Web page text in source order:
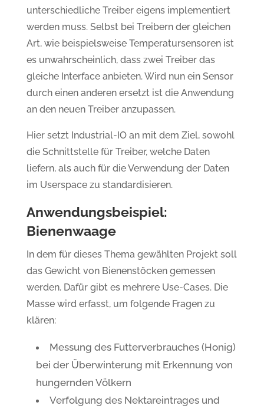
unterschiedliche Treiber eigens implementiert
werden muss. Selbst bei Treibern der gleichen
Art, wie beispielsweise Temperatursensoren ist
es unwahrscheinlich, dass zwei Treiber das
gleiche Interface anbieten. Wird nun ein Sensor
durch einen anderen ersetzt ist die Anwendung
an den neuen Treiber anzupassen.
Hier setzt Industrial-IO an mit dem Ziel, sowohl
die Schnittstelle für Treiber, welche Daten
liefern, als auch für die Verwendung der Daten
im Userspace zu standardisieren.
Anwendungsbeispiel:
Bienenwaage
In dem für dieses Thema gewählten Projekt soll
das Gewicht von Bienenstöcken gemessen
werden. Dafür gibt es mehrere Use-Cases. Die
Masse wird erfasst, um folgende Fragen zu
klären:
Messung des Futterverbrauches (Honig)
bei der Überwinterung mit Erkennung von
hungernden Völkern
Verfolgung des Nektareintrages und